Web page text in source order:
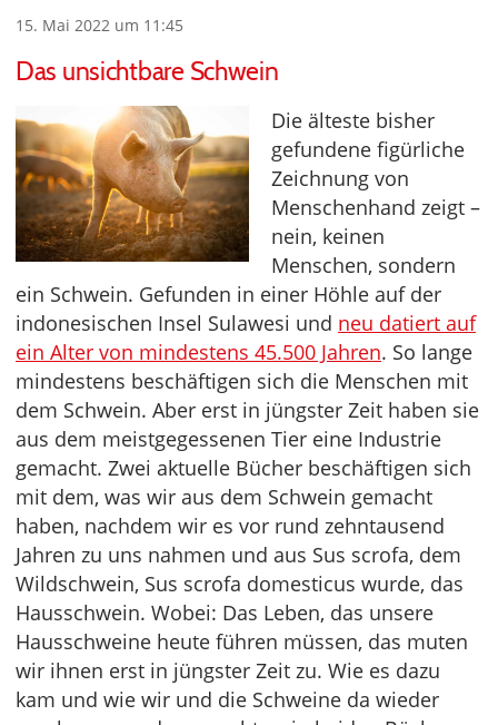
15. Mai 2022 um 11:45
Das unsichtbare Schwein
Die älteste bisher
gefundene figürliche
Zeichnung von
Menschenhand zeigt –
nein, keinen
Menschen, sondern
ein Schwein. Gefunden in einer Höhle auf der
indonesischen Insel Sulawesi und neu datiert auf
ein Alter von mindestens 45.500 Jahren. So lange
mindestens beschäftigen sich die Menschen mit
dem Schwein. Aber erst in jüngster Zeit haben sie
aus dem meistgegessenen Tier eine Industrie
gemacht. Zwei aktuelle Bücher beschäftigen sich
mit dem, was wir aus dem Schwein gemacht
haben, nachdem wir es vor rund zehntausend
Jahren zu uns nahmen und aus Sus scrofa, dem
Wildschwein, Sus scrofa domesticus wurde, das
Hausschwein. Wobei: Das Leben, das unsere
Hausschweine heute führen müssen, das muten
wir ihnen erst in jüngster Zeit zu. Wie es dazu
kam und wie wir und die Schweine da wieder